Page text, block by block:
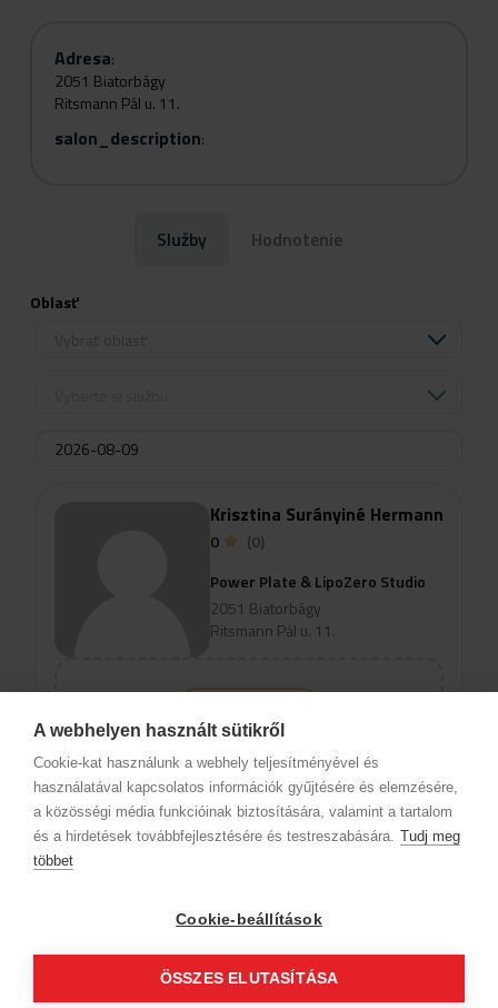
A webhelyen használt sütikről
Cookie-kat használunk a webhely teljesítményével és
használatával kapcsolatos információk gyűjtésére és elemzésére,
a közösségi média funkcióinak biztosítására, valamint a tartalom
és a hirdetések továbbfejlesztésére és testreszabására. Tudj meg
többet
Cookie-beállítások
ÖSSZES ELUTASÍTÁSA
Adresa:
2051 Biatorbágy
Ritsmann Pál u. 11.
salon_description:
Služby Hodnotenie
Oblasť
Ak chcete zobraziť termíny pre
online rezerváciu, vyberte
špecializáciu a službu.
Krisztina Surányiné Hermann
0
(0)
Power Plate & LipoZero Studio
2051 Biatorbágy
Ritsmann Pál u. 11.
Sledujte nás!